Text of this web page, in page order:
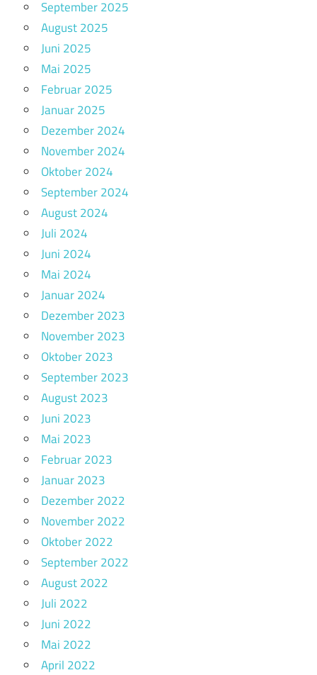
September 2025
August 2025
Juni 2025
Mai 2025
Februar 2025
Januar 2025
Dezember 2024
November 2024
Oktober 2024
September 2024
August 2024
Juli 2024
Juni 2024
Mai 2024
Januar 2024
Dezember 2023
November 2023
Oktober 2023
September 2023
August 2023
Juni 2023
Mai 2023
Februar 2023
Januar 2023
Dezember 2022
November 2022
Oktober 2022
September 2022
August 2022
Juli 2022
Juni 2022
Mai 2022
April 2022